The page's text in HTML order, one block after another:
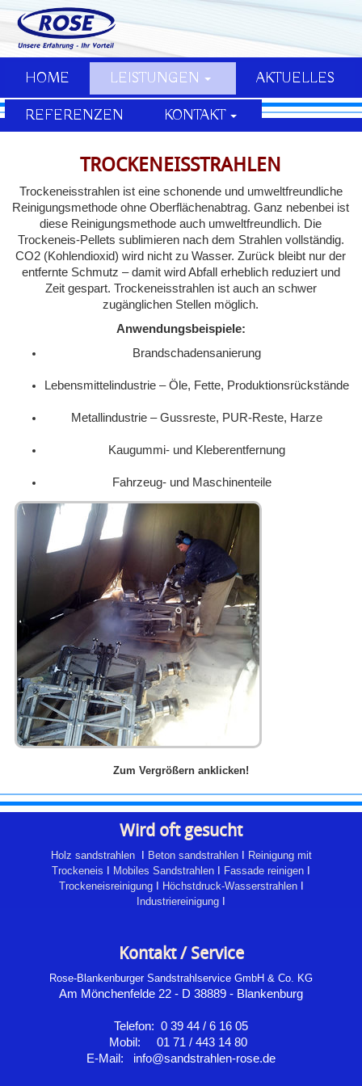
HOME LEISTUNGEN AKTUELLES
REFERENZEN KONTAKT
TROCKENEISSTRAHLEN
Trockeneisstrahlen ist eine schonende und umweltfreundliche
Reinigungsmethode ohne Oberflächenabtrag. Ganz nebenbei ist
diese Reinigungsmethode auch umweltfreundlich. Die
Trockeneis-Pellets sublimieren nach dem Strahlen vollständig.
CO2 (Kohlendioxid) wird nicht zu Wasser. Zurück bleibt nur der
entfernte Schmutz – damit wird Abfall erheblich reduziert und
Zeit gespart. Trockeneisstrahlen ist auch an schwer
zugänglichen Stellen möglich.
Anwendungsbeispiele:
Brandschadensanierung
Lebensmittelindustrie – Öle, Fette, Produktionsrückstände
Metallindustrie – Gussreste, PUR-Reste, Harze
Kaugummi- und Kleberentfernung
Fahrzeug- und Maschinenteile
Zum Vergrößern anklicken!
Wird oft gesucht
Holz sandstrahlenI Beton sandstrahlenI Reinigung mit
Trockeneis I Mobiles Sandstrahlen I Fassade reinigen I
TrockeneisreinigungI Höchstdruck-WasserstrahlenI
Industriereinigung I
Kontakt / Service
Rose-Blankenburger Sandstrahlservice GmbH & Co. KG
Am Mönchenfelde 22 - D 38889 - Blankenburg
Telefon: 0 39 44 / 6 16 05
Mobil: 01 71 / 443 14 80
E-Mail: info@sandstrahlen-rose.de